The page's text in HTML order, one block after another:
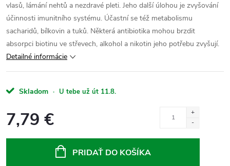
vlasů, lámání nehtů a nezdravé pleti. Jeho další úlohou je zvyšování
účinnosti imunitního systému. Účastní se též metabolismu
sacharidů, bílkovin a tuků. Některá antibiotika mohou brzdit
absorpci biotinu ve střevech, alkohol a nikotin jeho potřebu zvyšují.
Detailné informácie
Skladom · U tebe už út 11.8.
7,79 €
PRIDAŤ DO KOŠÍKA